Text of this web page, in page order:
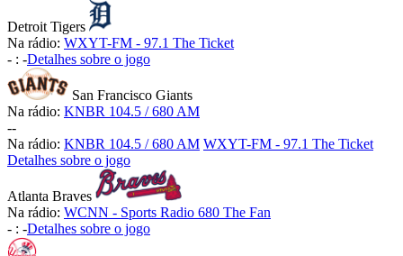
Detroit Tigers
Na rádio: WXYT-FM - 97.1 The Ticket
- : -Detalhes sobre o jogo
San Francisco Giants
Na rádio: KNBR 104.5 / 680 AM
--
Na rádio: KNBR 104.5 / 680 AM WXYT-FM - 97.1 The Ticket
Detalhes sobre o jogo
Atlanta Braves
Na rádio: WCNN - Sports Radio 680 The Fan
- : -Detalhes sobre o jogo